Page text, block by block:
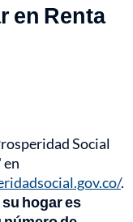
en Renta
Social
en
.
hogar es